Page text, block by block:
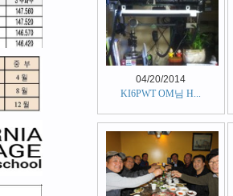
04/20/2014
KI6PWT OM님 H...